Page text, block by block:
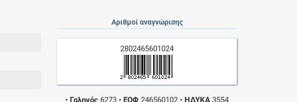
Αριθμοί αναγνώρισης
2802465601024
• Γαληνός 6273 • ΕΟΦ 246560102 • ΗΔΥΚΑ 3554